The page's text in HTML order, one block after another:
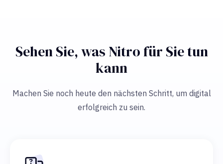
Sehen Sie, was Nitro für Sie tun
kann
Machen Sie noch heute den nächsten Schritt, um digital
erfolgreich zu sein.